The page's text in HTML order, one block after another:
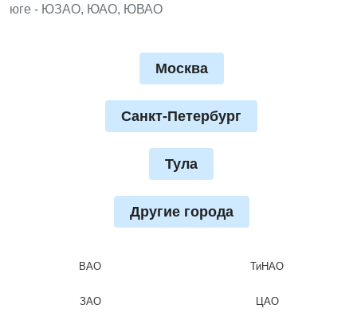
юге - ЮЗАО, ЮАО, ЮВАО
Москва
Санкт-Петербург
Тула
Другие города
ВАО
ЗАО
ТиНАО
ЦАО